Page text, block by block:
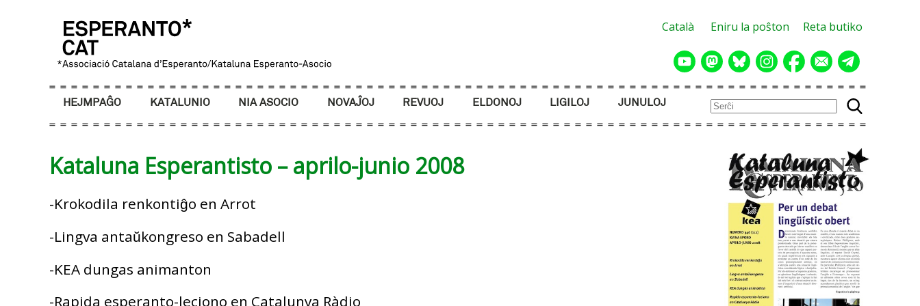
Català Eniru la poŝton Reta butiko
HEJMPAĜO KATALUNIO NIA ASOCIO NOVAĴOJ REVUOJ ELDONOJ LIGILOJ JUNULOJ
Kataluna Esperantisto – aprilo-junio 2008
-Krokodila renkontiĝo en Arrot
-Lingva antaŭkongreso en Sabadell
-KEA dungas animanton
-Rapida esperanto-leciono en Catalunya Ràdio